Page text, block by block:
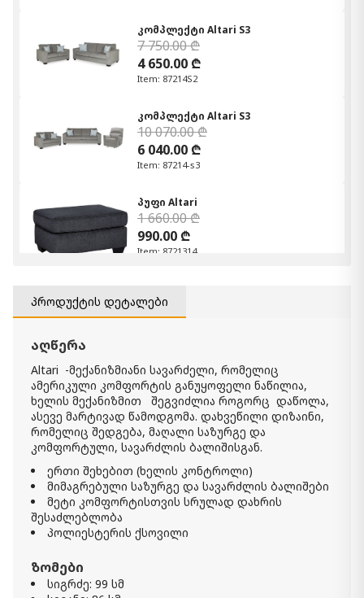
კომპლექტი Altari S3
7 750.00 ₾
4 650.00 ₾
Item: 87214S2
კომპლექტი Altari S3
10 070.00 ₾
6 040.00 ₾
Item: 87214-s3
პუფი Altari
1 660.00 ₾
990.00 ₾
Item: 8721314
სავარძელი Altari
2 650.00 ₾
ფერი:Slate
ორ ადგილიანი დივანი Altari
3 320.00 ₾
1 990.00 ₾
Item: 8721335
ფერი:Slate
გასაშლელი დივანი Altari
3 390.00 ₾
პროდუქტის დეტალები
აღწერა
Altari -მექანიზმიანი სავარძელი, რომელიც
ამერიკული კომფორტის განუყოფელი ნაწილია,
ხელის მექანიზმით შეგვიძლია როგორც დაწოლა,
ასევე მარტივად წამოდგომა. დახვეწილი დიზაინი,
რომელიც შედგება, მაღალი საზურგე და
კომფორტული, სავარძლის ბალიშისგან.
ერთი შეხებით (ხელის კონტროლი)
მიმაგრებული საზურგე და სავარძლის ბალიშები
მეტი კომფორტისთვის სრულად დახრის
შესაძლებლობა
პოლიესტერის ქსოვილი
ზომები
სიგრძე: 99 სმ